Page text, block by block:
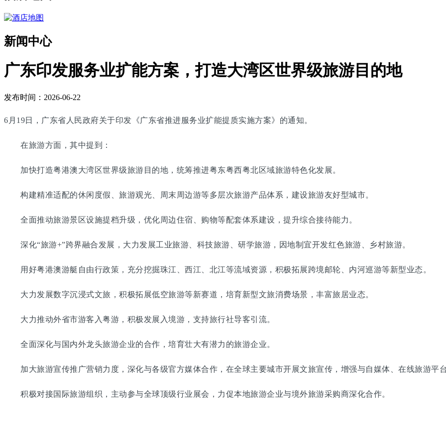
新闻中心
广东印发服务业扩能方案，打造大湾区世界级旅游目的地
发布时间：2026-06-22
6月19日，广东省人民政府关于印发《广东省推进服务业扩能提质实施方案》的通知。
在旅游方面，其中提到：
加快打造粤港澳大湾区世界级旅游目的地，统筹推进粤东粤西粤北区域旅游特色化发展。
构建精准适配的休闲度假、旅游观光、周末周边游等多层次旅游产品体系，建设旅游友好型城市。
全面推动旅游景区设施提档升级，优化周边住宿、购物等配套体系建设，提升综合接待能力。
深化“旅游+”跨界融合发展，大力发展工业旅游、科技旅游、研学旅游，因地制宜开发红色旅游、乡村旅游。
用好粤港澳游艇自由行政策，充分挖掘珠江、西江、北江等流域资源，积极拓展跨境邮轮、内河巡游等新型业态。
大力发展数字沉浸式文旅，积极拓展低空旅游等新赛道，培育新型文旅消费场景，丰富旅居业态。
大力推动外省市游客入粤游，积极发展入境游，支持旅行社导客引流。
全面深化与国内外龙头旅游企业的合作，培育壮大有潜力的旅游企业。
加大旅游宣传推广营销力度，深化与各级官方媒体合作，在全球主要城市开展文旅宣传，增强与自媒体、在线旅游平台
积极对接国际旅游组织，主动参与全球顶级行业展会，力促本地旅游企业与境外旅游采购商深化合作。